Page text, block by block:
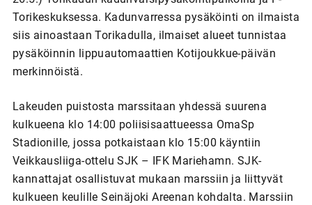
Torikeskuksessa. Kadunvarressa pysäköinti on ilmaista
siis ainoastaan Torikadulla, ilmaiset alueet tunnistaa
pysäköinnin lippuautomaattien Kotijoukkue-päivän
merkinnöistä.
Lakeuden puistosta marssitaan yhdessä suurena
kulkueena klo 14:00 poliisisaattueessa OmaSp
Stadionille, jossa potkaistaan klo 15:00 käyntiin
Veikkausliiga-ottelu SJK – IFK Mariehamn. SJK-
kannattajat osallistuvat mukaan marssiin ja liittyvät
kulkueen keulille Seinäjoki Areenan kohdalta. Marssiin